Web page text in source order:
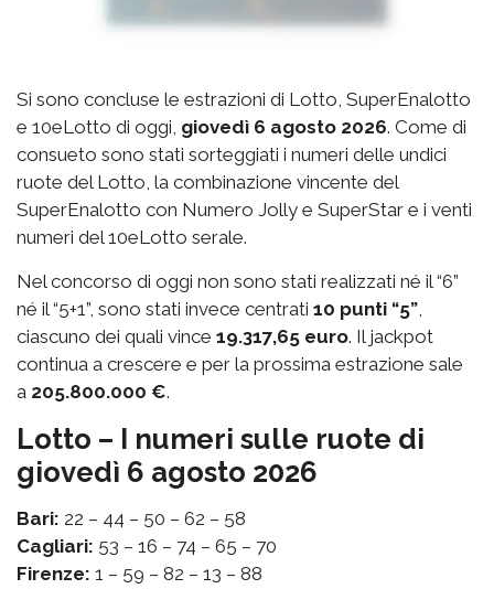
Si sono concluse le estrazioni di Lotto, SuperEnalotto
e 10eLotto di oggi, giovedì 6 agosto 2026. Come di
consueto sono stati sorteggiati i numeri delle undici
ruote del Lotto, la combinazione vincente del
SuperEnalotto con Numero Jolly e SuperStar e i venti
numeri del 10eLotto serale.
Nel concorso di oggi non sono stati realizzati né il “6”
né il “5+1”, sono stati invece centrati 10 punti “5”,
ciascuno dei quali vince 19.317,65 euro. Il jackpot
continua a crescere e per la prossima estrazione sale
a 205.800.000 €.
Lotto – I numeri sulle ruote di
giovedì 6 agosto 2026
Bari: 22 – 44 – 50 – 62 – 58
Cagliari: 53 – 16 – 74 – 65 – 70
Firenze: 1 – 59 – 82 – 13 – 88